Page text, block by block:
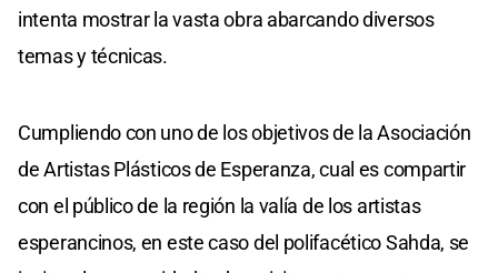
intenta mostrar la vasta obra abarcando diversos
temas y técnicas.
Cumpliendo con uno de los objetivos de la Asociación
de Artistas Plásticos de Esperanza, cual es compartir
con el público de la región la valía de los artistas
esperancinos, en este caso del polifacético Sahda, se